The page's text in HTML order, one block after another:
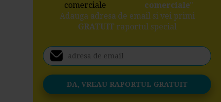
comerciale"
Adauga adresa de email si vei primi
GRATUITraportul special